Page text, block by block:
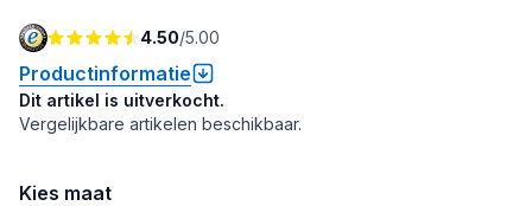
4.50/5.00
Productinformatie
Dit artikel is uitverkocht.
Vergelijkbare artikelen beschikbaar.
Kies maat